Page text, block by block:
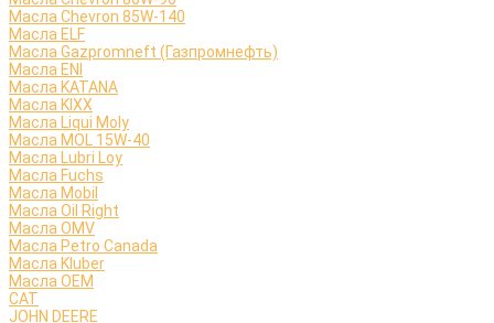
Масла Chevron 85W-140
Масла ELF
Масла Gazpromneft (Газпромнефть)
Масла ENI
Масла KATANA
Масла KIXX
Масла Liqui Moly
Масла MOL 15W-40
Масла Lubri Loy
Масла Fuchs
Масла Mobil
Масла Oil Right
Масла OMV
Масла Petro Canada
Масла Kluber
Масла OEM
CAT
JOHN DEERE